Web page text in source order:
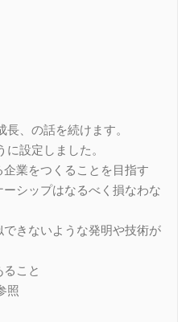
、の話を続けます。
設定しました。
業をつくることを目指す
シップはなるべく損なわな
きないような発明や技術が
こと
照